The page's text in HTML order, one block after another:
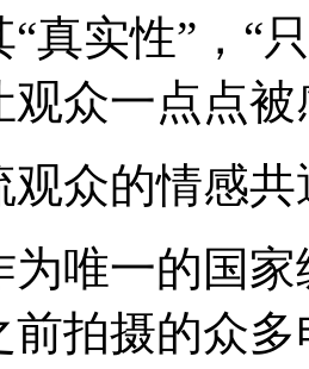
真实性”，“
观众一点点
观众的情感共
为唯一的国
前拍摄的众